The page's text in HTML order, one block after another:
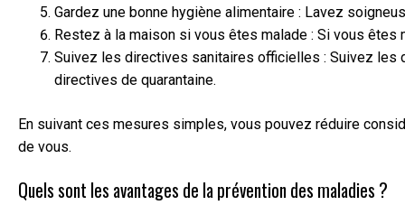
Gardez une bonne hygiène alimentaire : Lavez
Restez à la maison si vous êtes malade : Si vous êtes
Suivez les directives sanitaires officielles : Suivez les
directives de quarantaine.
En suivant ces mesures simples, vous pouvez réduire
de vous.
Quels sont les avantages de la prévention des maladies ?